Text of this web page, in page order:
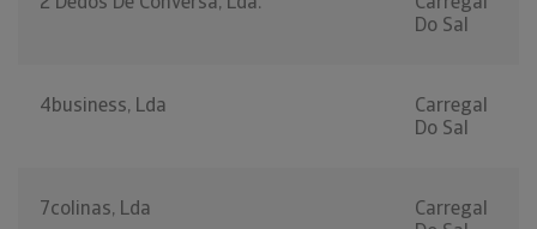
Do Sal
4business, Lda
Carregal
Do Sal
7colinas, Lda
Carregal